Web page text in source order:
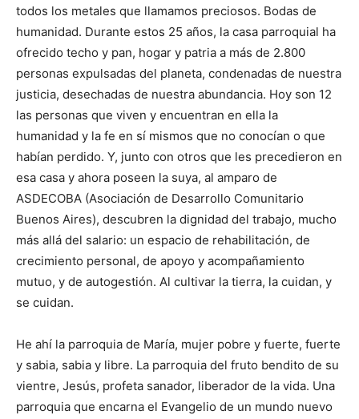
todos los metales que llamamos preciosos. Bodas de
humanidad. Durante estos 25 años, la casa parroquial ha
ofrecido techo y pan, hogar y patria a más de 2.800
personas expulsadas del planeta, condenadas de nuestra
justicia, desechadas de nuestra abundancia. Hoy son 12
las personas que viven y encuentran en ella la
humanidad y la fe en sí mismos que no conocían o que
habían perdido. Y, junto con otros que les precedieron en
esa casa y ahora poseen la suya, al amparo de
ASDECOBA (Asociación de Desarrollo Comunitario
Buenos Aires), descubren la dignidad del trabajo, mucho
más allá del salario: un espacio de rehabilitación, de
crecimiento personal, de apoyo y acompañamiento
mutuo, y de autogestión. Al cultivar la tierra, la cuidan, y
se cuidan.
He ahí la parroquia de María, mujer pobre y fuerte, fuerte
y sabia, sabia y libre. La parroquia del fruto bendito de su
vientre, Jesús, profeta sanador, liberador de la vida. Una
parroquia que encarna el Evangelio de un mundo nuevo